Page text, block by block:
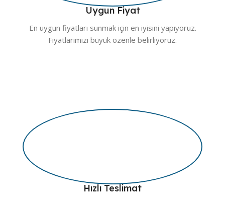
Uygun Fiyat
En uygun fiyatları sunmak için en iyisini yapıyoruz.
Fiyatlarımızı büyük özenle belirliyoruz.
Hızlı Teslimat